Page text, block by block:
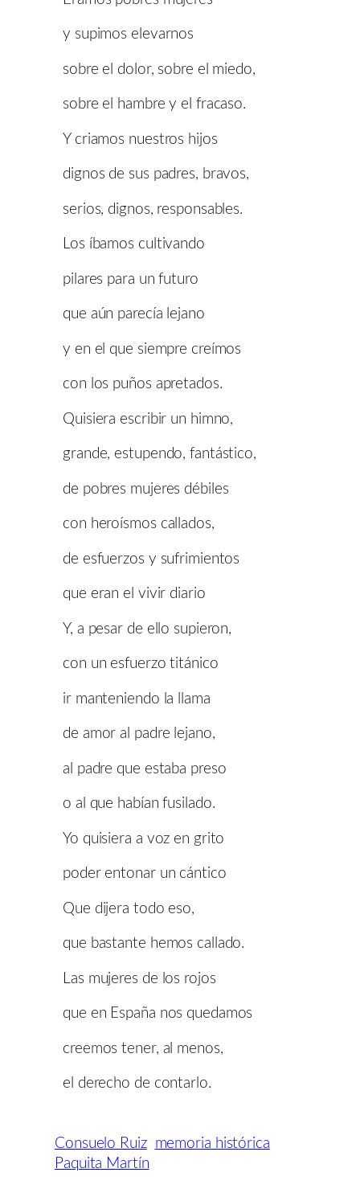
y supimos elevarnos
sobre el dolor, sobre el miedo,
sobre el hambre y el fracaso.
Y criamos nuestros hijos
dignos de sus padres, bravos,
serios, dignos, responsables.
Los íbamos cultivando
pilares para un futuro
que aún parecía lejano
y en el que siempre creímos
con los puños apretados.
Quisiera escribir un himno,
grande, estupendo, fantástico,
de pobres mujeres débiles
con heroísmos callados,
de esfuerzos y sufrimientos
que eran el vivir diario
Y, a pesar de ello supieron,
con un esfuerzo titánico
ir manteniendo la llama
de amor al padre lejano,
al padre que estaba preso
o al que habían fusilado.
Yo quisiera a voz en grito
poder entonar un cántico
Que dijera todo eso,
que bastante hemos callado.
Las mujeres de los rojos
que en España nos quedamos
creemos tener, al menos,
el derecho de contarlo.
Consuelo Ruiz memoria histórica
Paquita Martín